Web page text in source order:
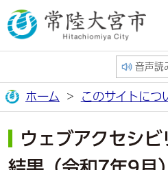
音声読
ホーム このサイトにつ
ウェブアクセシビ